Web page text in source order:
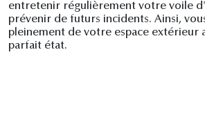
entretenir régulièrement votre voile
prévenir de futurs incidents. Ainsi,
pleinement de votre espace extérieur
parfait état.